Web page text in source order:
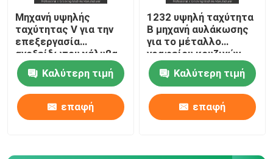
Μηχανή υψηλής
ταχύτητας V για την
επεξεργασία
ανοξείδωτου χάλυβα
για διακόσμηση
σπιτιώνΚαλύτερη τιμή
επαφή
1232 υψηλή ταχύτητα
Β μηχανή αυλάκωσης
για το μέταλλο
γραφείου κουζινών
που αυλακώνει τη
μηχανήΚαλύτερη τιμή
επαφή